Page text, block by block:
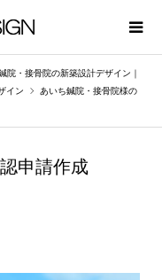
院・接骨院の新築設計デザイン｜
イン
あいち鍼院・接骨院様の
申請作成